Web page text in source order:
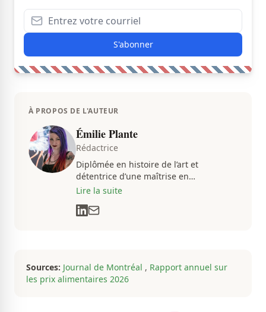
S'abonner
À PROPOS DE L'AUTEUR
Émilie Plante
Rédactrice
Diplômée en histoire de l’art et
détentrice d’une maîtrise en
muséologie, Émilie gravite dans
communications depuis près de deux
Lire la suite
Sources: Journal de Montréal , Rapport annuel sur
les prix alimentaires 2026